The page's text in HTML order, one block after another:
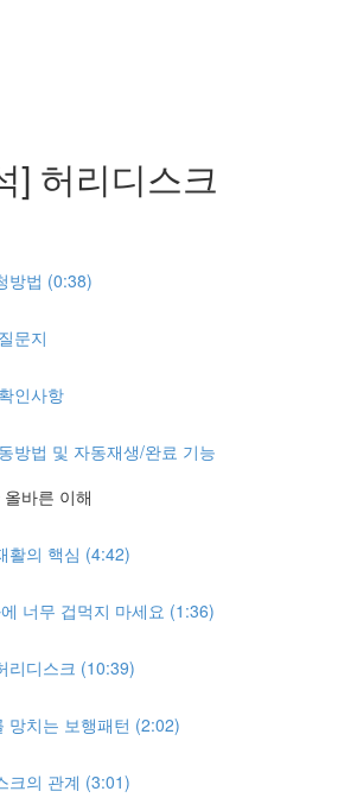
] 허리디스크
방법 (0:38)
문지
인사항
방법 및 자동재생/완료 기능
바른 이해
활의 핵심 (4:42)
너무 겁먹지 마세요 (1:36)
리디스크 (10:39)
망치는 보행패턴 (2:02)
크의 관계 (3:01)